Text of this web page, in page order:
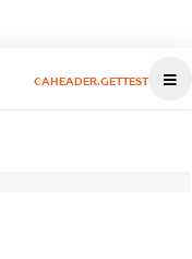
CAHEADER.GETTEST